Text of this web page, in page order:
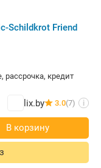
Schildkrot Friend
рассрочка, кредит
lix.by 3.0(7) i
В корзину